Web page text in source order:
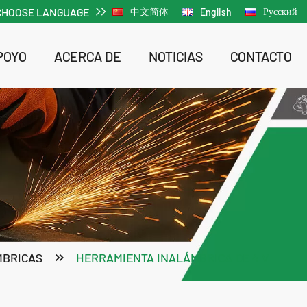
LANGUAGE 中文简体 English Русский
ACERCA DE NOTICIAS CONTACTO
HERRAMIENTA INALÁMBRICA DE 4 V